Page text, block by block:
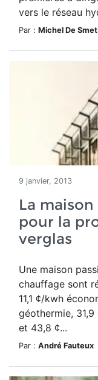
vers le réseau
Par : Michel De Smet
9 janvier, 2013
La
pour la
verglas
Une maison
chauffage sont
11,1 ¢/kwh
géothermie,
et 43,8 ¢...
Par : André Fauteux